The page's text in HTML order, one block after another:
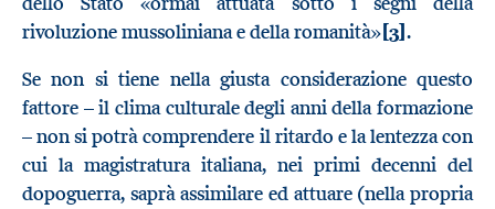
rivoluzione mussoliniana e della romanità»[3].
Se non si tiene nella giusta considerazione questo
fattore – il clima culturale degli anni della formazione
– non si potrà comprendere il ritardo e la lentezza con
cui la magistratura italiana, nei primi decenni del
dopoguerra, saprà assimilare ed attuare (nella propria